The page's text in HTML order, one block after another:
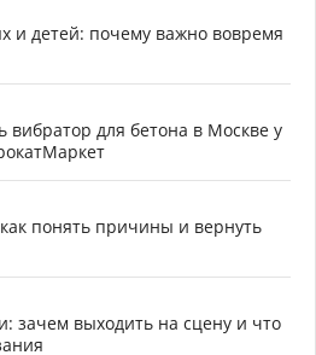
и детей: почему важно вовремя
вибратор для бетона в Москве у
понять причины и вернуть
зачем выходить на сцену и что